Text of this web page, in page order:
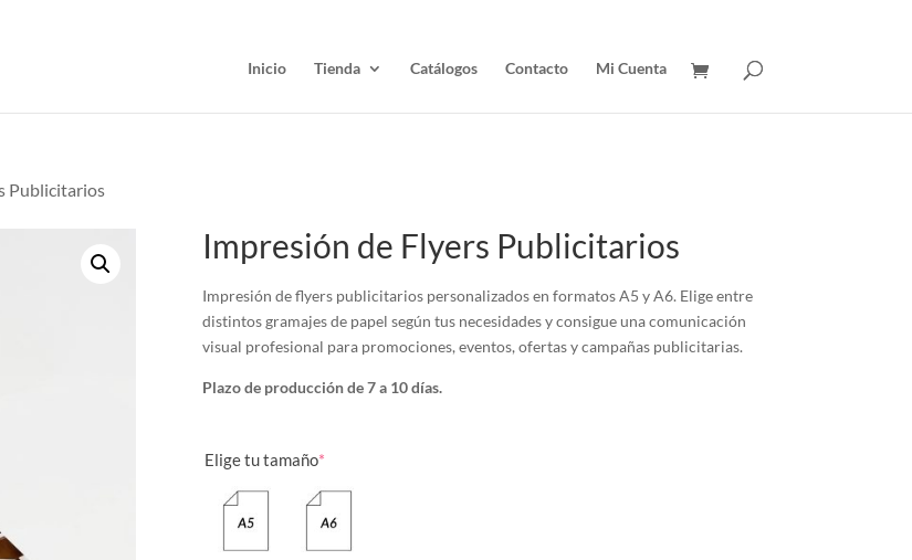
Inicio Tienda Catálogos Contacto Mi Cuenta
Publicitarios
Impresión de Flyers Publicitarios
Impresión de flyers publicitarios personalizados en formatos A5 y A6. Elige entre
distintos gramajes de papel según tus necesidades y consigue una comunicación
visual profesional para promociones, eventos, ofertas y campañas publicitarias.
Plazo de producción de 7 a 10 días.
Elige tu tamaño*